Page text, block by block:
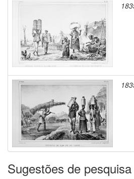
Sugestões de pesquisa